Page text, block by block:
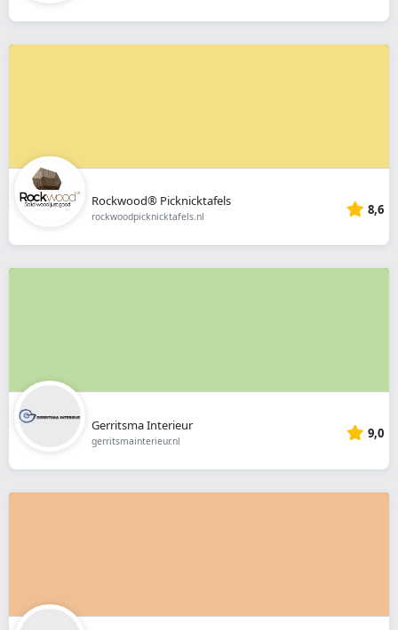
Rockwood® Picknicktafels
rockwoodpicknicktafels.nl 8,6
Gerritsma Interieur
gerritsmainterieur.nl 9,0